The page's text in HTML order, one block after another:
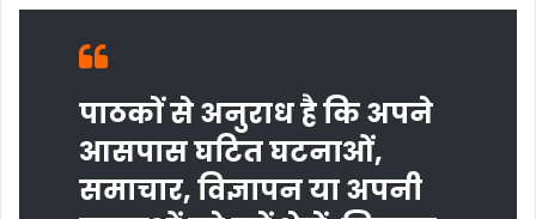
पाठकों से अनुराध है कि अपने
आसपास घटित घटनाओं,
समाचार, विज्ञापन या अपनी